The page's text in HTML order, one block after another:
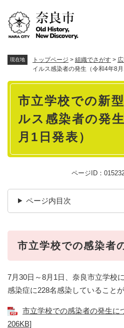
現在地 トップページ > 組織でさがす >
イルス感染者の発生（令和4年8月
本
市立学校での新
ルス感染者の発
月1日発表）
ページID：
ページ内目次
市立学校での感染者
7月30日～8月1日、奈良市立学校
感染症に228名感染していること
市立学校での感染者の発生に
206KB]